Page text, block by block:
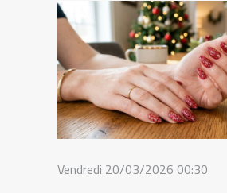
Vendredi 20/03/2026 00:30